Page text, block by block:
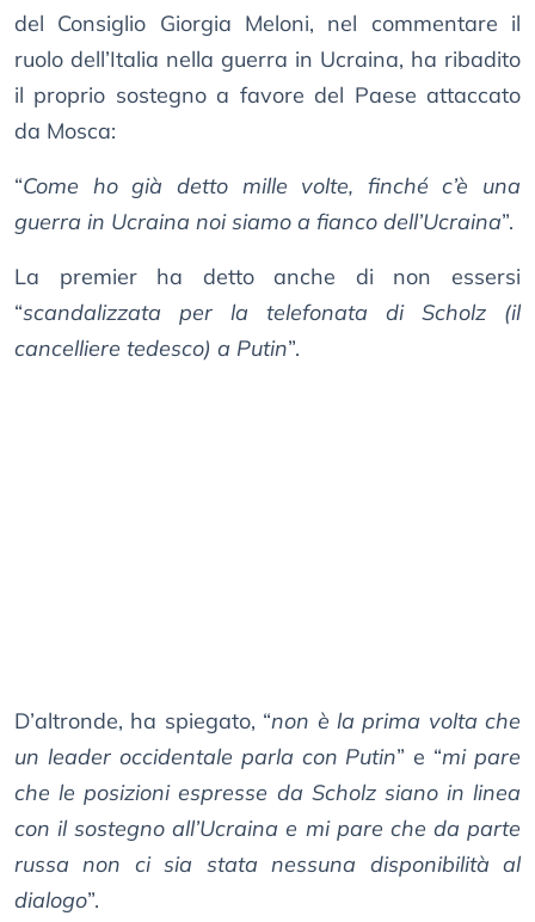
del Consiglio Giorgia Meloni, nel commentare il
ruolo dell’Italia nella guerra in Ucraina, ha ribadito
il proprio sostegno a favore del Paese attaccato
da Mosca:
“Come ho già detto mille volte, finché c’è una
guerra in Ucraina noi siamo a fianco dell’Ucraina”.
La premier ha detto anche di non essersi
“scandalizzata per la telefonata di Scholz (il
cancelliere tedesco) a Putin”.
D’altronde, ha spiegato, “non è la prima volta che
un leader occidentale parla con Putin” e “mi pare
che le posizioni espresse da Scholz siano in linea
con il sostegno all’Ucraina e mi pare che da parte
russa non ci sia stata nessuna disponibilità al
dialogo”.